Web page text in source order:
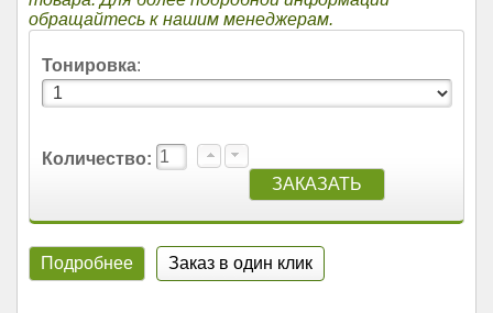
обращайтесь к нашим менеджерам.
Тонировка:
Количество:
Подробнее Заказ в один клик